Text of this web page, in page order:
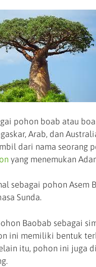
pohon boab atau
Arab, dan
dari nama seorang
yang menemukan
sebagai pohon Asem
Sunda.
Baobab sebagai
ini memiliki bentuk
itu, pohon ini juga